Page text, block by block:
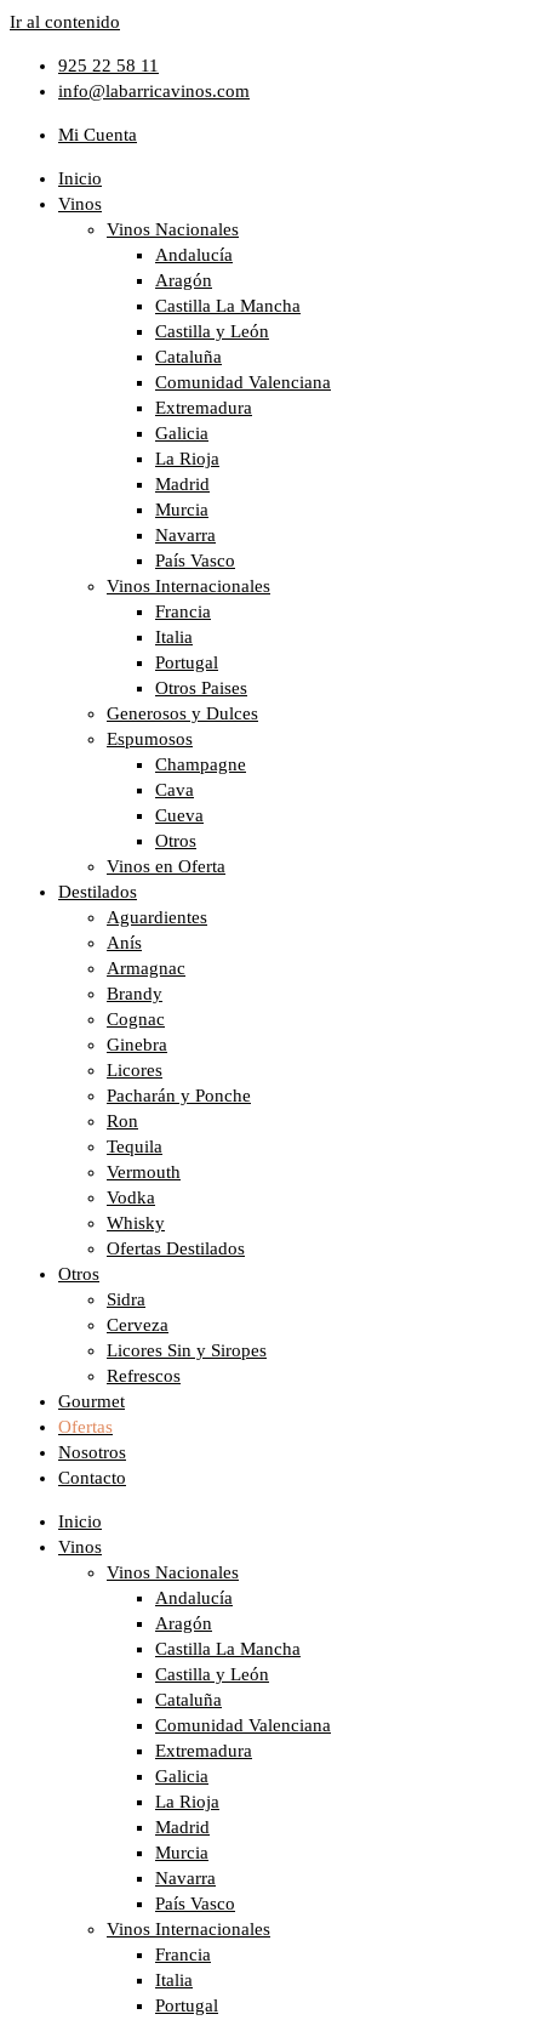
Ir al contenido
925 22 58 11
info@labarricavinos.com
Mi Cuenta
Inicio
Vinos
Vinos Nacionales
Andalucía
Aragón
Castilla La Mancha
Castilla y León
Cataluña
Comunidad Valenciana
Extremadura
Galicia
La Rioja
Madrid
Murcia
Navarra
País Vasco
Vinos Internacionales
Francia
Italia
Portugal
Otros Paises
Generosos y Dulces
Espumosos
Champagne
Cava
Cueva
Otros
Vinos en Oferta
Destilados
Aguardientes
Anís
Armagnac
Brandy
Cognac
Ginebra
Licores
Pacharán y Ponche
Ron
Tequila
Vermouth
Vodka
Whisky
Ofertas Destilados
Otros
Sidra
Cerveza
Licores Sin y Siropes
Refrescos
Gourmet
Ofertas
Nosotros
Contacto
Inicio
Vinos
Vinos Nacionales
Andalucía
Aragón
Castilla La Mancha
Castilla y León
Cataluña
Comunidad Valenciana
Extremadura
Galicia
La Rioja
Madrid
Murcia
Navarra
País Vasco
Vinos Internacionales
Francia
Italia
Portugal